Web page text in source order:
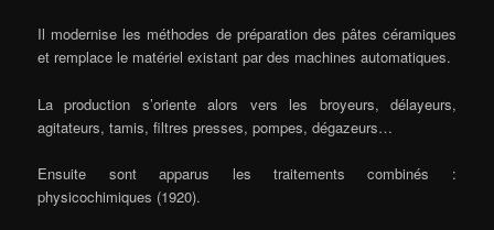
Il modernise les méthodes de préparation des pâtes céramiques
et remplace le matériel existant par des machines automatiques.
La production s’oriente alors vers les broyeurs, délayeurs,
agitateurs, tamis, filtres presses, pompes, dégazeurs…
Ensuite sont apparus les traitements combinés :
physicochimiques (1920).